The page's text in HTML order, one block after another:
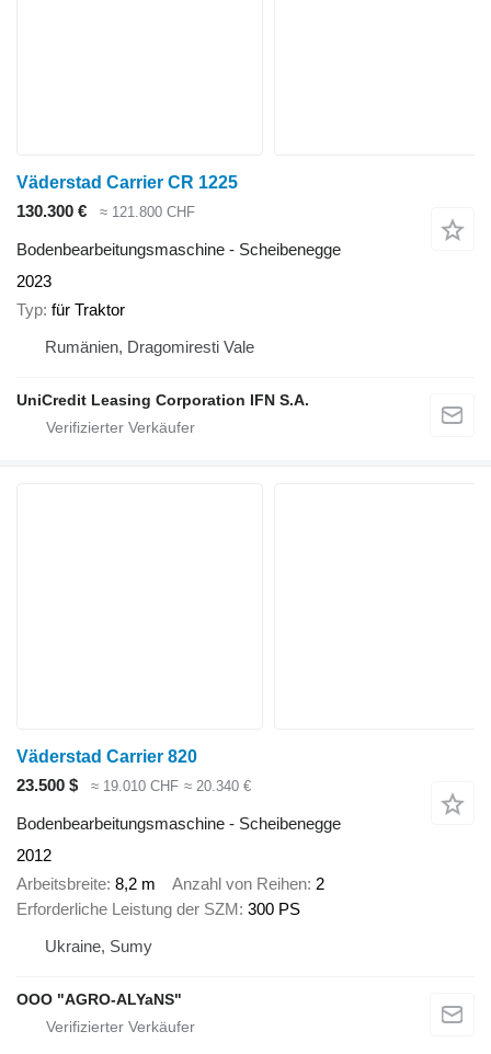
Väderstad Carrier CR 1225
130.300 €
≈ 121.800 CHF
Bodenbearbeitungsmaschine - Scheibenegge
2023
Typ für Traktor
Rumänien, Dragomiresti Vale
UniCredit Leasing Corporation IFN S.A.
Väderstad Carrier 820
23.500 $
≈ 19.010 CHF ≈ 20.340 €
Bodenbearbeitungsmaschine - Scheibenegge
2012
Arbeitsbreite 8,2 m Anzahl von Reihen 2
Erforderliche Leistung der SZM 300 PS
Ukraine, Sumy
OOO "AGRO-ALYaNS"